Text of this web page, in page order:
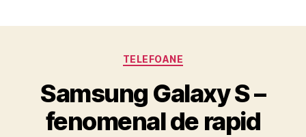
Categories
TELEFOANE
Samsung Galaxy S –
fenomenal de rapid